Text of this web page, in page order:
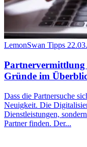
LemonSwan Tipps
Gründe im
Dass die Partnersuche
Neuigkeit. Die
Dienstleistungen,
Partner finden. Der...